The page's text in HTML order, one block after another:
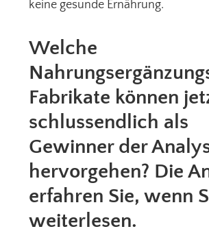
keine gesunde Ernährung.
Welche
Fabrikate können
schlussendlich als
Gewinner der
hervorgehen? Die
erfahren Sie, wenn
weiterlesen.